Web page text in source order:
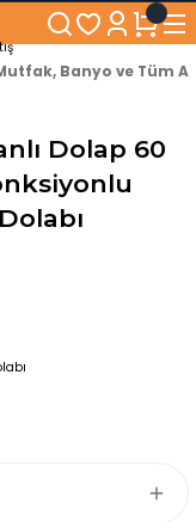
BEDAVA!
Genişliğe Sahip Dolaplar
Kullanım Konforu
sonrası destek
Banyo ve Tüm
Dolap 60